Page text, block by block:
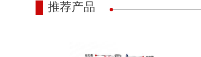
推荐产品